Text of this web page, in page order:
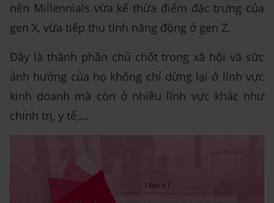
nên Millennials vừa kế thừa điểm đặc trưng của
gen X, vừa tiếp thu tính năng động ở gen Z.
Đây là thành phần chủ chốt trong xã hội và sức
ảnh hưởng của họ không chỉ dừng lại ở lĩnh vực
kinh doanh mà còn ở nhiều lĩnh vực khác như
chính trị, y tế,...